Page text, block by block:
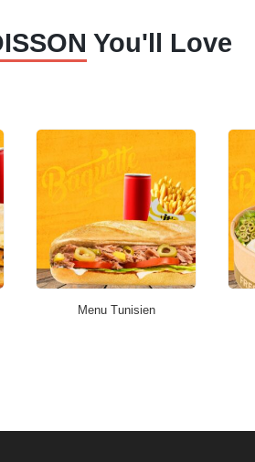
You'll Love
Menu Tunisien